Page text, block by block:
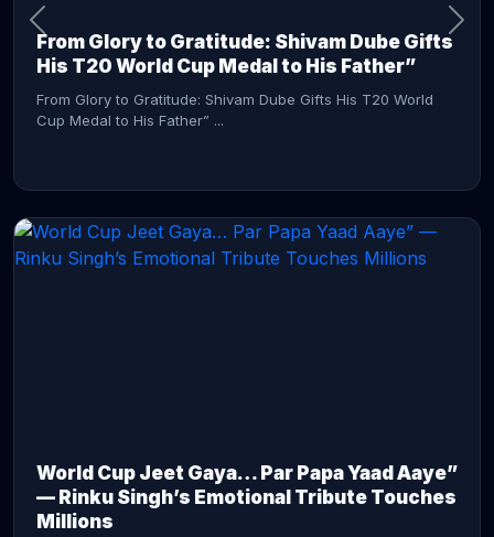
From Glory to Gratitude: Shivam Dube Gifts
His T20 World Cup Medal to His Father”
From Glory to Gratitude: Shivam Dube Gifts His T20 World
Cup Medal to His Father” ...
World Cup Jeet Gaya… Par Papa Yaad Aaye”
— Rinku Singh’s Emotional Tribute Touches
Millions